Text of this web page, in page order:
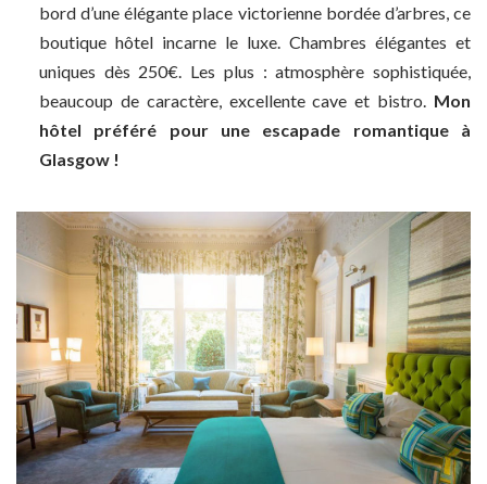
bord d’une élégante place victorienne bordée d’arbres, ce
boutique hôtel incarne le luxe. Chambres élégantes et
uniques dès 250€. Les plus : atmosphère sophistiquée,
beaucoup de caractère, excellente cave et bistro. Mon
hôtel préféré pour une escapade romantique à
Glasgow !